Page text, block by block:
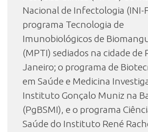
Nacional de Infectologia (INI-
programa Tecnologia de
Imunobiológicos de
(MPTI) sediados na cidade de
Janeiro; o programa de
em Saúde e Medicina
Instituto Gonçalo Muniz na
(PgBSMI), e o programa
Saúde do Instituto René